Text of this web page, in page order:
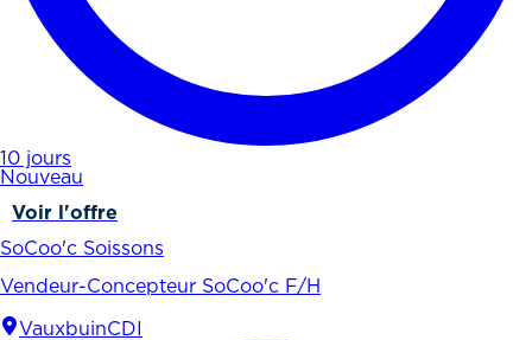
10 jours
Nouveau
Voir l'offre
SoCoo'c Soissons
Vendeur-Concepteur SoCoo'c F/H
VauxbuinCDI